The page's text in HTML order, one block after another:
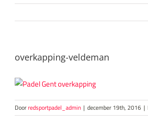
overkapping-veldeman
Doorredsportpadel_admin | december 19th, 2016 |